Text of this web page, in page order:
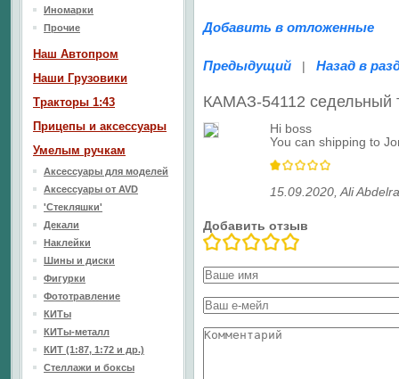
Добавить в отложенные
Предыдущий | Назад в
КАМАЗ-54112 седельный
Hi boss
You can shipping to
15.09.2020 Ali
Добавить отзыв
Иномарки
Прочие
Наш Aвтопром
Наши Грузовики
Тракторы 1:43
Прицепы и аксессуары
Умелым ручкам
Аксессуары для моделей
Аксессуары от AVD
'Стекляшки'
Декали
Наклейки
Шины и диски
Фигурки
Фототравление
КИТы
КИТы-металл
КИТ (1:87, 1:72 и др.)
Стеллажи и боксы